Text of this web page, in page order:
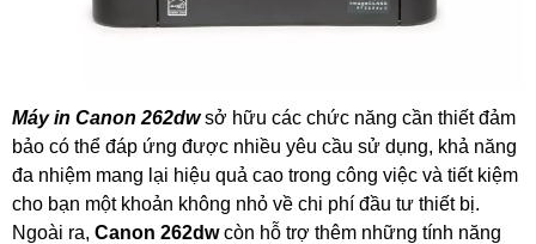
Máy in Canon 262dwsở hữu các chức năng cần thiết đảm
bảo có thể đáp ứng được nhiều yêu cầu sử dụng, khả năng
đa nhiệm mang lại hiệu quả cao trong công việc và tiết kiệm
cho bạn một khoản không nhỏ về chi phí đầu tư thiết bị.
Ngoài ra, Canon 262dwcòn hỗ trợ thêm những tính năng